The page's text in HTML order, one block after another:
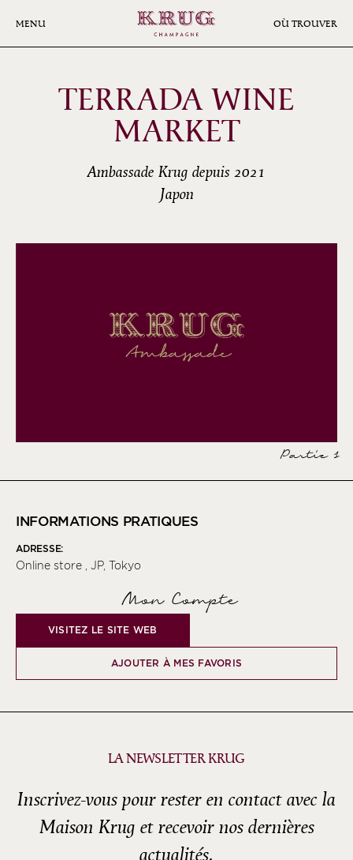
MENU OÙ TROUVER
TERRADA WINE
MARKET
Ambassade Krug depuis 2021
Japon
Partie 1
INFORMATIONS PRATIQUES
ADRESSE:
Online store , JP, Tokyo
Mon Compte
VISITEZ LE SITE WEB
AJOUTER À MES FAVORIS
LA NEWSLETTER KRUG
Inscrivez-vous pour rester en contact avec la
Maison Krug et recevoir nos dernières